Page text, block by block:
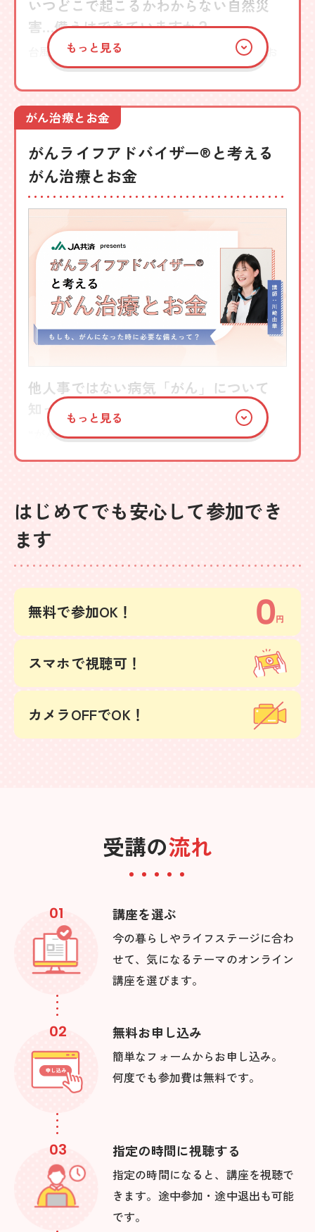
いつどこで起こるかわからない自然災
害…備えはできていますか？
台風や豪雨に伴う風水害は年々被害が拡大してお
り、ひとたび起こると大きな被害をもたらす地震
も絶えず起こり続けています。
身近に迫る災害からかけがえのない命と大切な財
被災後の生活の建て直し方まで、防災の専門家が
やさしく解説します。
講師
永田 宏和
詳しく見る
もっと見る
がん治療とお金
がんライフアドバイザー®と考える
がん治療とお金
他人事ではない病気「がん」について
知っておきたいこと
“がん”になったとき、「どんな治療を受けるの
に今のうちから学んでおきましょう。
講師
がんライフアドバイザー®
もっと見る
はじめてでも安心して参加でき
ます
無料で参加OK！
スマホで視聴可！
カメラOFFでOK！
受講の流れ
01 講座を選ぶ
今の暮らしやライフステージに合わ
せて、気になるテーマのオンライン
講座を選びます。
02 無料お申し込み
簡単なフォームからお申し込み。
何度でも参加費は無料です。
03 指定の時間に視聴する
指定の時間になると、講座を視聴で
きます。途中参加・途中退出も可能
です。